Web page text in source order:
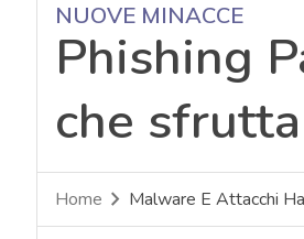
NUOVE MINACCE
Phishing
che
Home Malware E Attacchi